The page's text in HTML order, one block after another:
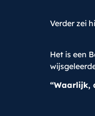
Verder zei
Het is een
“Waarlijk,